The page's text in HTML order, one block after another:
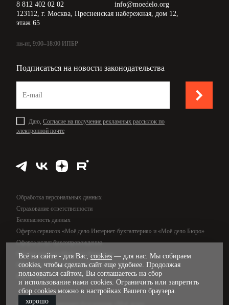
8 812 402 02 02
info@moedelo.org
123112, г. Москва, Пресненская набережная, дом 12,
этаж 65
пн-пт, 9:00–18:00 ИПБР
Подписаться на новости законодательства
Даю, Согласие на получение рекламных рассылок по
электронной почте
Обработка персональных данных
Страхование ответственности
Безопасность данных
Оферта сервисов «Моё дело Интернет-бухгалтерия» и «Моё дело Бюро»
Оферта услуг бухсопровождения
Оферта сервиса «Моё дело Финансы»
Оферта услуг управленческого учёта
Карта сайта
Всё на сайте - для Вас, cookies — для нас. Мы собираем
cookies, чтобы сделать сайт еще удобнее. Продолжая
пользоваться сайтом, Вы соглашаетесь на сбор
и использование нами cookies. Ограничить или запретить
сбор cookies можно в настройках Вашего браузера.
хорошо